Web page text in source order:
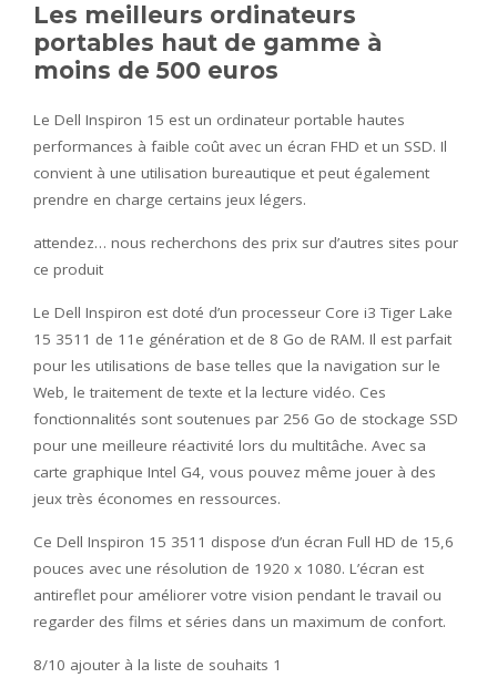
Les meilleurs ordinateurs
portables haut de gamme à
moins de 500 euros
Le Dell Inspiron 15 est un ordinateur portable hautes
performances à faible coût avec un écran FHD et un SSD. Il
convient à une utilisation bureautique et peut également
prendre en charge certains jeux légers.
attendez… nous recherchons des prix sur d’autres sites pour
ce produit
Le Dell Inspiron est doté d’un processeur Core i3 Tiger Lake
15 3511 de 11e génération et de 8 Go de RAM. Il est parfait
pour les utilisations de base telles que la navigation sur le
Web, le traitement de texte et la lecture vidéo. Ces
fonctionnalités sont soutenues par 256 Go de stockage SSD
pour une meilleure réactivité lors du multitâche. Avec sa
carte graphique Intel G4, vous pouvez même jouer à des
jeux très économes en ressources.
Ce Dell Inspiron 15 3511 dispose d’un écran Full HD de 15,6
pouces avec une résolution de 1920 x 1080. L’écran est
antireflet pour améliorer votre vision pendant le travail ou
regarder des films et séries dans un maximum de confort.
8/10 ajouter à la liste de souhaits 1